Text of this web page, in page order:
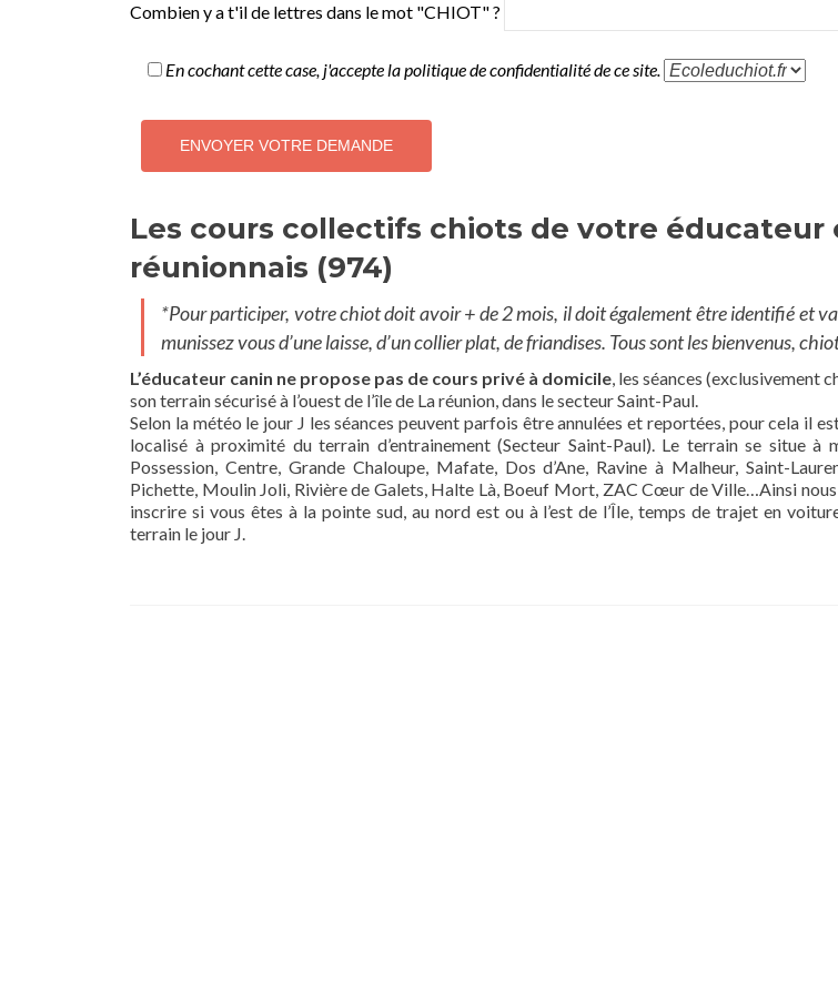
Combien y a t'il de lettres dans le mot "CHIOT" ?
En cochant cette case, j'accepte la politique de confidentialité de ce site.
Les cours collectifs chiots de votre éducateur
réunionnais (974)
*Pour participer, votre chiot doit avoir + de 2 mois, il doit également être identifié et
munissez vous d’une laisse, d’un collier plat, de friandises. Tous sont les bienvenus,
L’éducateur canin ne propose pas de cours privé à domicile, les séances (exclusivement
son terrain sécurisé à l’ouest de l’île de La réunion, dans le secteur Saint-Paul.
Selon la météo le jour J les séances peuvent parfois être annulées et reportées, pour cela il
localisé à proximité du terrain d’entrainement (Secteur Saint-Paul). Le terrain se situe à
Possession, Centre, Grande Chaloupe, Mafate, Dos d’Ane, Ravine à Malheur, Saint-
Pichette, Moulin Joli, Rivière de Galets, Halte Là, Boeuf Mort, ZAC Cœur de Ville…Ainsi nous
inscrire si vous êtes à la pointe sud, au nord est ou à l’est de l’Île, temps de trajet en
terrain le jour J.